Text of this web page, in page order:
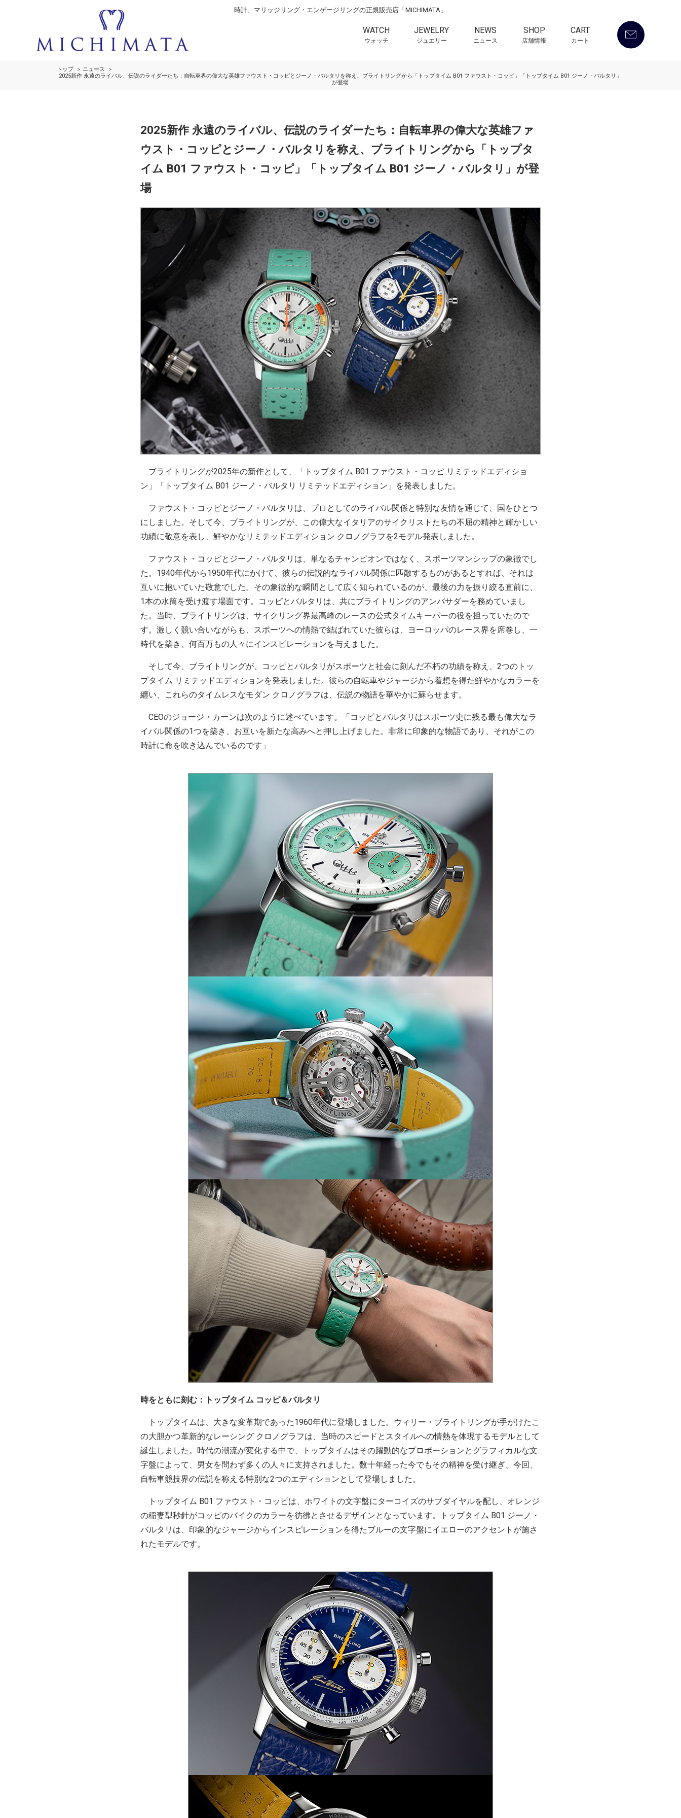
時計、マリッジリング・エンゲージリングの正規販売店「MICHIMATA」
WATCH
ウォッチ
JEWELRY
ジュエリー
NEWS
ニュース
SHOP
店舗情報
CART
カート
トップ
ニュース
2025新作 永遠のライバル、伝説のライダーたち：自転車界の偉大な英雄ファウスト・コッピとジーノ・バルタリを称え、ブライトリングから「トップタイム B01 ファウスト・コッピ」「トップタイム B01 ジーノ・バルタリ」
が登場
2025新作 永遠のライバル、伝説のライダーたち：自転車界の偉大な英雄ファ
ウスト・コッピとジーノ・バルタリを称え、ブライトリングから「トップタ
イム B01 ファウスト・コッピ」「トップタイム B01 ジーノ・バルタリ」が登
場
ブライトリングが2025年の新作として、「トップタイム B01 ファウスト・コッピ リミテッドエディショ
ン」「トップタイム B01 ジーノ・バルタリ リミテッドエディション」を発表しました。
ファウスト・コッピとジーノ・バルタリは、プロとしてのライバル関係と特別な友情を通じて、国をひとつ
にしました。そして今、ブライトリングが、この偉大なイタリアのサイクリストたちの不屈の精神と輝かしい
功績に敬意を表し、鮮やかなリミテッドエディション クロノグラフを2モデル発表しました。
ファウスト・コッピとジーノ・バルタリは、単なるチャンピオンではなく、スポーツマンシップの象徴でし
た。1940年代から1950年代にかけて、彼らの伝説的なライバル関係に匹敵するものがあるとすれば、それは
互いに抱いていた敬意でした。その象徴的な瞬間として広く知られているのが、最後の力を振り絞る直前に、
1本の水筒を受け渡す場面です。コッピとバルタリは、共にブライトリングのアンバサダーを務めていまし
た。当時、ブライトリングは、サイクリング界最高峰のレースの公式タイムキーパーの役を担っていたので
す。激しく競い合いながらも、スポーツへの情熱で結ばれていた彼らは、ヨーロッパのレース界を席巻し、一
時代を築き、何百万もの人々にインスピレーションを与えました。
そして今、ブライトリングが、コッピとバルタリがスポーツと社会に刻んだ不朽の功績を称え、2つのトッ
プタイム リミテッドエディションを発表しました。彼らの自転車やジャージから着想を得た鮮やかなカラーを
纏い、これらのタイムレスなモダン クロノグラフは、伝説の物語を華やかに蘇らせます。
CEOのジョージ・カーンは次のように述べています。「コッピとバルタリはスポーツ史に残る最も偉大なラ
イバル関係の1つを築き、お互いを新たな高みへと押し上げました。非常に印象的な物語であり、それがこの
時計に命を吹き込んでいるのです」
時をともに刻む：トップタイム コッピ＆バルタリ
トップタイムは、大きな変革期であった1960年代に登場しました。ウィリー・ブライトリングが手がけたこ
の大胆かつ革新的なレーシング クロノグラフは、当時のスピードとスタイルへの情熱を体現するモデルとして
誕生しました。時代の潮流が変化する中で、トップタイムはその躍動的なプロポーションとグラフィカルな文
字盤によって、男女を問わず多くの人々に支持されました。数十年経った今でもその精神を受け継ぎ、今回、
自転車競技界の伝説を称える特別な2つのエディションとして登場しました。
トップタイム B01 ファウスト・コッピは、ホワイトの文字盤にターコイズのサブダイヤルを配し、オレンジ
の稲妻型秒針がコッピのバイクのカラーを彷彿とさせるデザインとなっています。トップタイム B01 ジーノ・
バルタリは、印象的なジャージからインスピレーションを得たブルーの文字盤にイエローのアクセントが施さ
れたモデルです。